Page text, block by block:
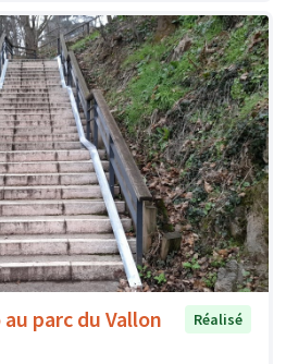
parc du Vallon
Réalisé